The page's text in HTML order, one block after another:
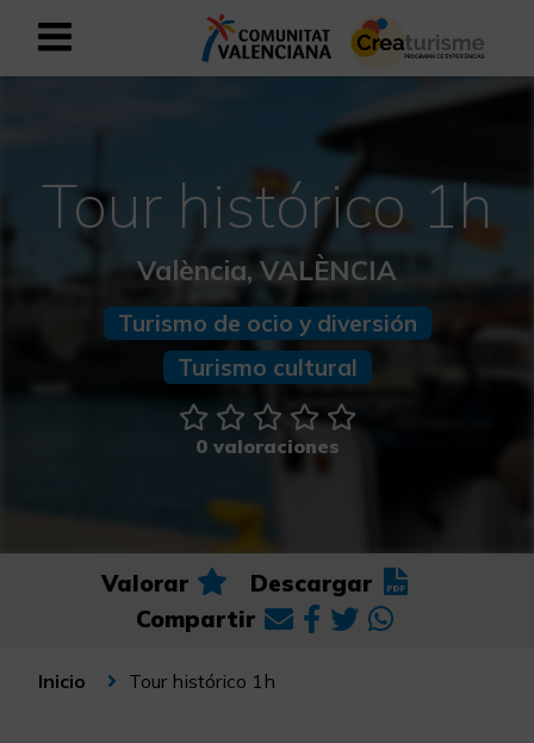
Registrarse como usuario
Español
Mediterráneo Activo-Deportivo
Mediterráneo Cultural
Mediterráneo Natural-Rural
Experiencias en otoño
Experiencias Semana Santa
Tour histórico 1h
València, VALÈNCIA
Turismo de ocio y diversión
Turismo cultural
0 valoraciones
Valorar
Descargar
Compartir
Inicio Tour histórico 1h